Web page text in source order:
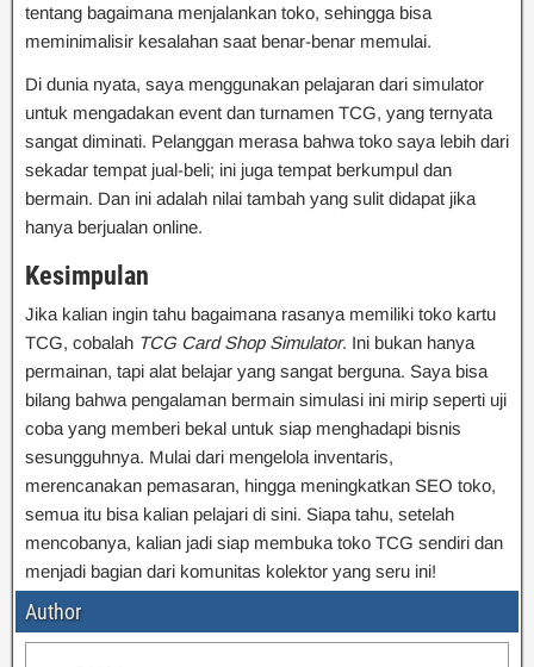
tentang bagaimana menjalankan toko, sehingga bisa
meminimalisir kesalahan saat benar-benar memulai.
Di dunia nyata, saya menggunakan pelajaran dari simulator
untuk mengadakan event dan turnamen TCG, yang ternyata
sangat diminati. Pelanggan merasa bahwa toko saya lebih dari
sekadar tempat jual-beli; ini juga tempat berkumpul dan
bermain. Dan ini adalah nilai tambah yang sulit didapat jika
hanya berjualan online.
Kesimpulan
Jika kalian ingin tahu bagaimana rasanya memiliki toko kartu
TCG, cobalah TCG Card Shop Simulator. Ini bukan hanya
permainan, tapi alat belajar yang sangat berguna. Saya bisa
bilang bahwa pengalaman bermain simulasi ini mirip seperti uji
coba yang memberi bekal untuk siap menghadapi bisnis
sesungguhnya. Mulai dari mengelola inventaris,
merencanakan pemasaran, hingga meningkatkan SEO toko,
semua itu bisa kalian pelajari di sini. Siapa tahu, setelah
mencobanya, kalian jadi siap membuka toko TCG sendiri dan
menjadi bagian dari komunitas kolektor yang seru ini!
Author